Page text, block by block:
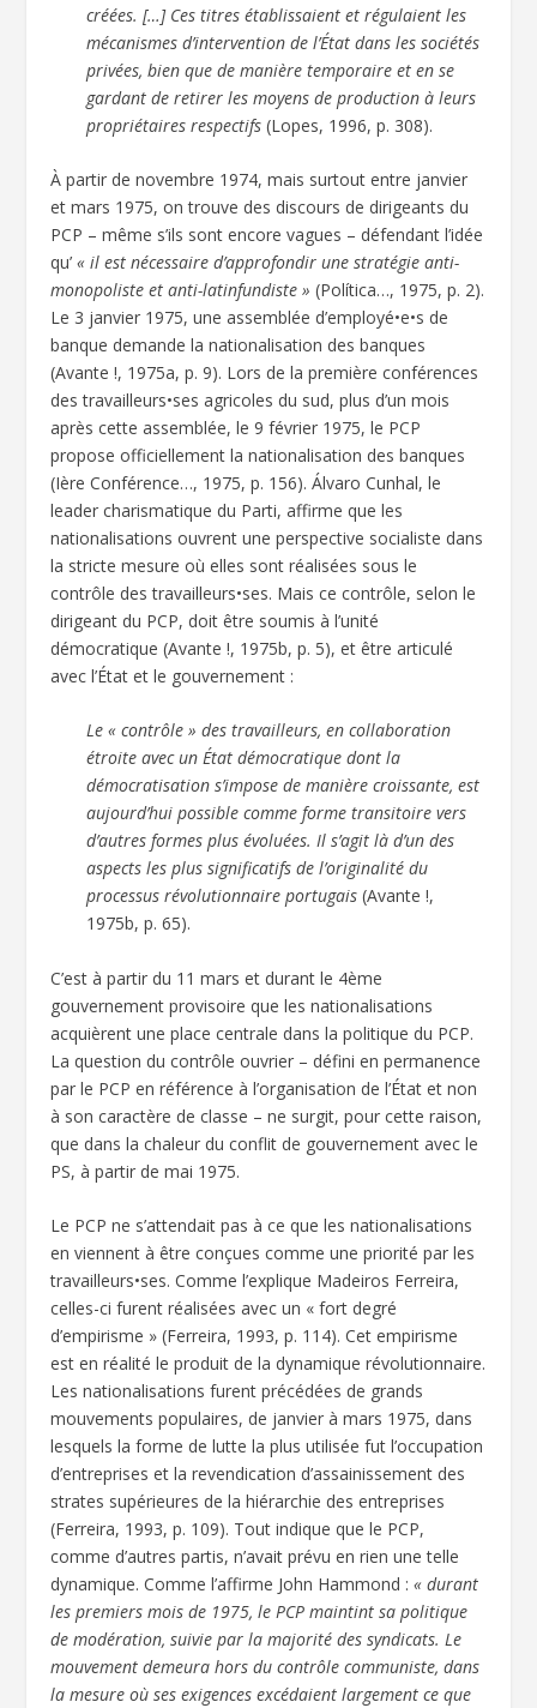
créées. […] Ces titres établissaient et régulaient les
mécanismes d’intervention de l’État dans les sociétés
privées, bien que de manière temporaire et en se
gardant de retirer les moyens de production à leurs
propriétaires respectifs (Lopes, 1996, p. 308).
À partir de novembre 1974, mais surtout entre janvier
et mars 1975, on trouve des discours de dirigeants du
PCP – même s’ils sont encore vagues – défendant l’idée
qu’« il est nécessaire d’approfondir une stratégie anti-
monopoliste et anti-latinfundiste » (Política…, 1975, p. 2).
Le 3 janvier 1975, une assemblée d’employé•e•s de
banque demande la nationalisation des banques
(Avante !, 1975a, p. 9). Lors de la première conférences
des travailleurs•ses agricoles du sud, plus d’un mois
après cette assemblée, le 9 février 1975, le PCP
propose officiellement la nationalisation des banques
(Ière Conférence…, 1975, p. 156). Álvaro Cunhal, le
leader charismatique du Parti, affirme que les
nationalisations ouvrent une perspective socialiste dans
la stricte mesure où elles sont réalisées sous le
contrôle des travailleurs•ses. Mais ce contrôle, selon le
dirigeant du PCP, doit être soumis à l’unité
démocratique (Avante !, 1975b, p. 5), et être articulé
avec l’État et le gouvernement :
Le « contrôle » des travailleurs, en collaboration
étroite avec un État démocratique dont la
démocratisation s’impose de manière croissante, est
aujourd’hui possible comme forme transitoire vers
d’autres formes plus évoluées. Il s’agit là d’un des
aspects les plus significatifs de l’originalité du
processus révolutionnaire portugais (Avante !,
1975b, p. 65).
C’est à partir du 11 mars et durant le 4ème
gouvernement provisoire que les nationalisations
acquièrent une place centrale dans la politique du PCP.
La question du contrôle ouvrier – défini en permanence
par le PCP en référence à l’organisation de l’État et non
à son caractère de classe – ne surgit, pour cette raison,
que dans la chaleur du conflit de gouvernement avec le
PS, à partir de mai 1975.
Le PCP ne s’attendait pas à ce que les nationalisations
en viennent à être conçues comme une priorité par les
travailleurs•ses. Comme l’explique Madeiros Ferreira,
celles-ci furent réalisées avec un « fort degré
d’empirisme » (Ferreira, 1993, p. 114). Cet empirisme
est en réalité le produit de la dynamique révolutionnaire.
Les nationalisations furent précédées de grands
mouvements populaires, de janvier à mars 1975, dans
lesquels la forme de lutte la plus utilisée fut l’occupation
d’entreprises et la revendication d’assainissement des
strates supérieures de la hiérarchie des entreprises
(Ferreira, 1993, p. 109). Tout indique que le PCP,
comme d’autres partis, n’avait prévu en rien une telle
dynamique. Comme l’affirme John Hammond :« durant
les premiers mois de 1975, le PCP maintint sa politique
de modération, suivie par la majorité des syndicats. Le
mouvement demeura hors du contrôle communiste, dans
la mesure où ses exigences excédaient largement ce que